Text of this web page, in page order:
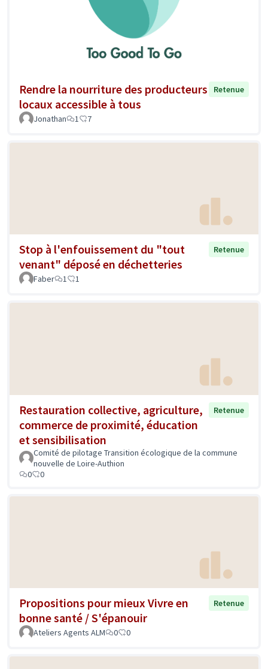
Rendre la nourriture des producteurs
locaux accessible à tous
Retenue
Jonathan 1 7
Stop à l'enfouissement du "tout
venant" déposé en déchetteries
Retenue
Faber 1 1
Restauration collective, agriculture,
commerce de proximité, éducation
et sensibilisation
Retenue
Comité de pilotage Transition écologique de la commune
nouvelle de Loire-Authion
0
0
Propositions pour mieux Vivre en
bonne santé / S'épanouir
Retenue
Ateliers Agents ALM 0 0